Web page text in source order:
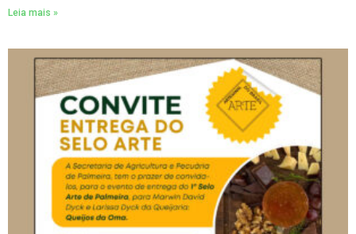
Leia mais »